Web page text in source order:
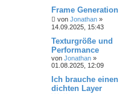
Frame Generation
von Jonathan »
14.09.2025, 15:43
Texturgröße und
Performance
von Jonathan »
01.08.2025, 12:09
Ich brauche einen
dichten Layer